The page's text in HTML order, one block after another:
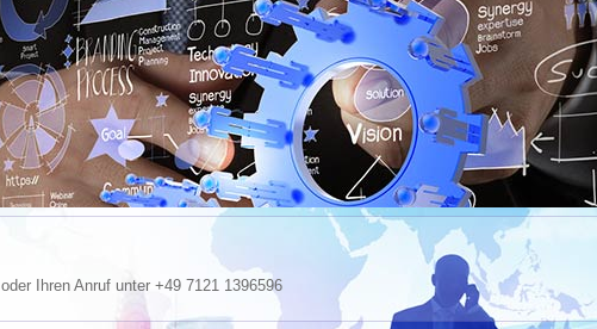
oder Ihren Anruf unter +49 7121 1396596